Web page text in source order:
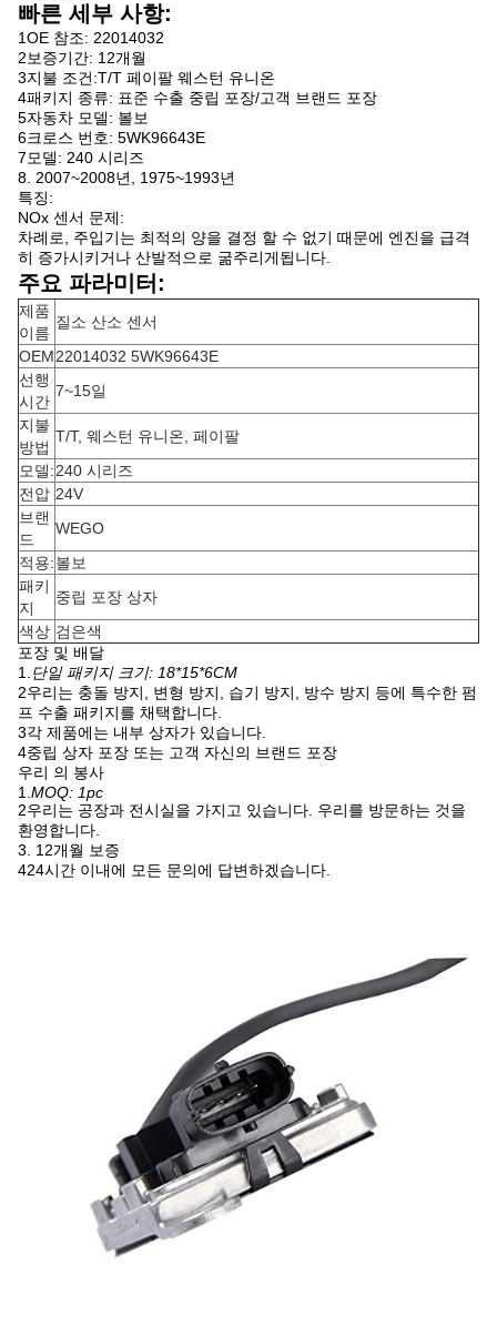
빠른 세부 사항:
1OE 참조: 22014032
2보증기간: 12개월
3지불 조건:T/T 페이팔 웨스턴 유니온
4패키지 종류: 표준 수출 중립 포장/고객 브랜드 포장
5자동차 모델: 볼보
6크로스 번호: 5WK96643E
7모델: 240 시리즈
8. 2007~2008년, 1975~1993년
특징:
NOx 센서 문제:
차례로, 주입기는 최적의 양을 결정 할 수 없기 때문에 엔진을 급격
히 증가시키거나 산발적으로 굶주리게됩니다.
주요 파라미터:
제품
이름
질소 산소 센서
OEM22014032 5WK96643E
선행
시간
7~15일
지불
방법
T/T, 웨스턴 유니온, 페이팔
모델:240 시리즈
전압 24V
브랜
드
WEGO
적용:볼보
패키
지
중립 포장 상자
색상 검은색
포장 및 배달
1. 단일 패키지 크기: 18*15*6CM
2우리는 충돌 방지, 변형 방지, 습기 방지, 방수 방지 등에 특수한 펌
프 수출 패키지를 채택합니다.
3각 제품에는 내부 상자가 있습니다.
4중립 상자 포장 또는 고객 자신의 브랜드 포장
우리 의 봉사
1. MOQ: 1pc
2우리는 공장과 전시실을 가지고 있습니다. 우리를 방문하는 것을
환영합니다.
3. 12개월 보증
424시간 이내에 모든 문의에 답변하겠습니다.